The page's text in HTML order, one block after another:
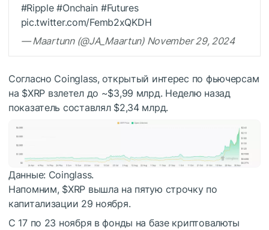
#Ripple #Onchain #Futures
pic.twitter.com/Femb2xQKDH
— Maartunn (@JA_Maartun) November 29, 2024
Согласно Coinglass, открытый интерес по фьючерсам
на $XRP взлетел до ~$3,99 млрд. Неделю назад
показатель составлял $2,34 млрд.
Данные: Coinglass.
Напомним, $XRP вышла на пятую строчку по
капитализации 29 ноября.
С 17 по 23 ноября в фонды на базе криптовалюты